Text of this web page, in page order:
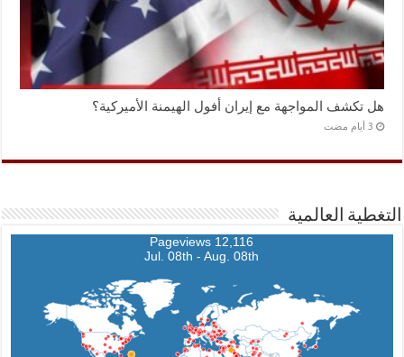
هل تكشف المواجهة مع إيران أفول الهيمنة الأميركية؟
التغطية العالمية
12,116 Pageviews
Jul. 08th - Aug. 08th